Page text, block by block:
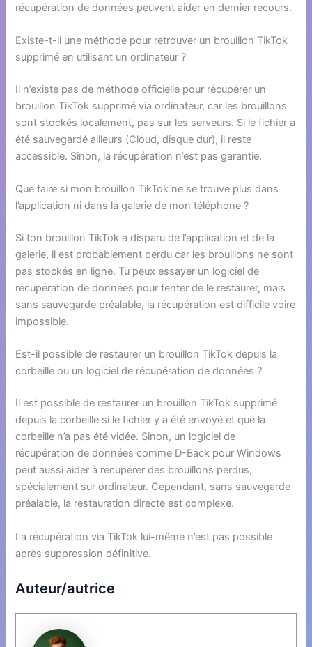
récupération de données peuvent aider en dernier recours.
Existe-t-il une méthode pour retrouver un brouillon TikTok
supprimé en utilisant un ordinateur ?
Il n’existe pas de méthode officielle pour récupérer un
brouillon TikTok supprimé via ordinateur, car les brouillons
sont stockés localement, pas sur les serveurs. Si le fichier a
été sauvegardé ailleurs (Cloud, disque dur), il reste
accessible. Sinon, la récupération n’est pas garantie.
Que faire si mon brouillon TikTok ne se trouve plus dans
l’application ni dans la galerie de mon téléphone ?
Si ton brouillon TikTok a disparu de l’application et de la
galerie, il est probablement perdu car les brouillons ne sont
pas stockés en ligne. Tu peux essayer un logiciel de
récupération de données pour tenter de le restaurer, mais
sans sauvegarde préalable, la récupération est difficile voire
impossible.
Est-il possible de restaurer un brouillon TikTok depuis la
corbeille ou un logiciel de récupération de données ?
Il est possible de restaurer un brouillon TikTok supprimé
depuis la corbeille si le fichier y a été envoyé et que la
corbeille n’a pas été vidée. Sinon, un logiciel de
récupération de données comme D-Back pour Windows
peut aussi aider à récupérer des brouillons perdus,
spécialement sur ordinateur. Cependant, sans sauvegarde
préalable, la restauration directe est complexe.
La récupération via TikTok lui-même n’est pas possible
après suppression définitive.
Auteur/autrice